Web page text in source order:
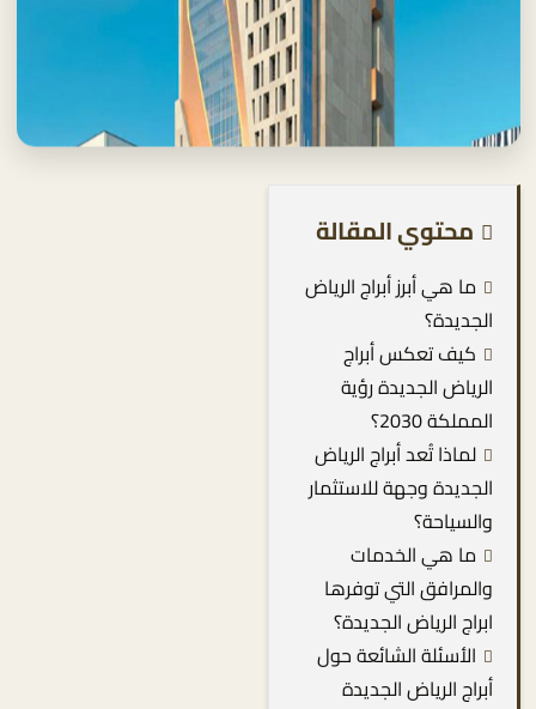
محتوي المقالة
ما هي أبرز أبراج الرياض
الجديدة؟
كيف تعكس أبراج
الرياض الجديدة رؤية
المملكة 2030؟
لماذا تُعد أبراج الرياض
الجديدة وجهة للاستثمار
والسياحة؟
ما هي الخدمات
والمرافق التي توفرها
ابراج الرياض الجديدة؟
الأسئلة الشائعة حول
أبراج الرياض الجديدة